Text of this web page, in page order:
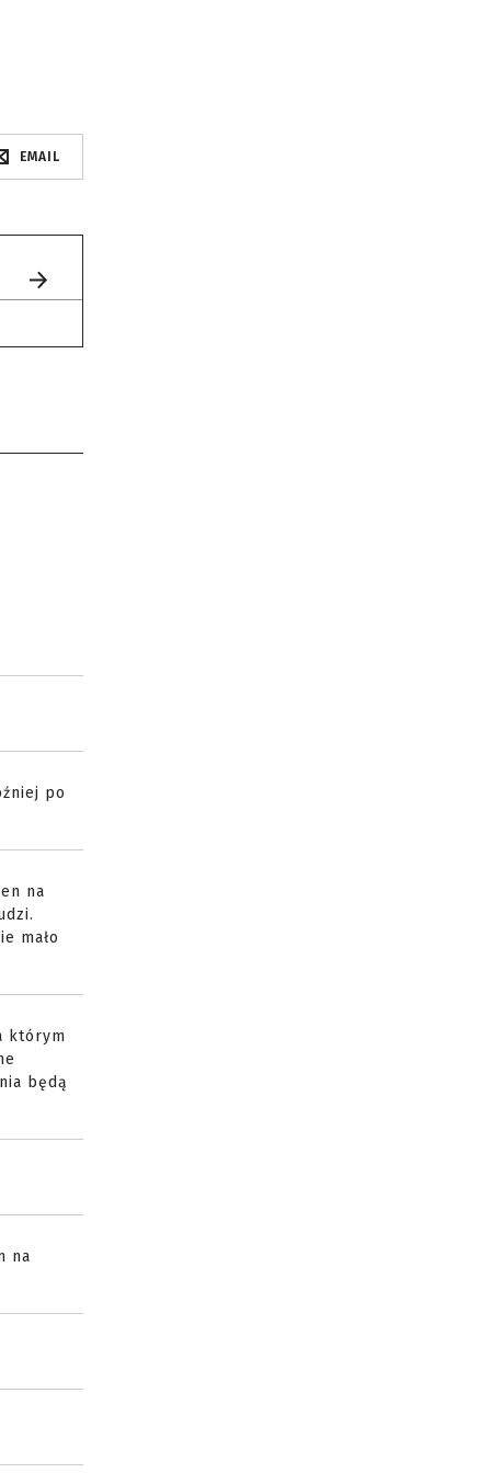
EMAIL
po
na
mało
którym
będą
na